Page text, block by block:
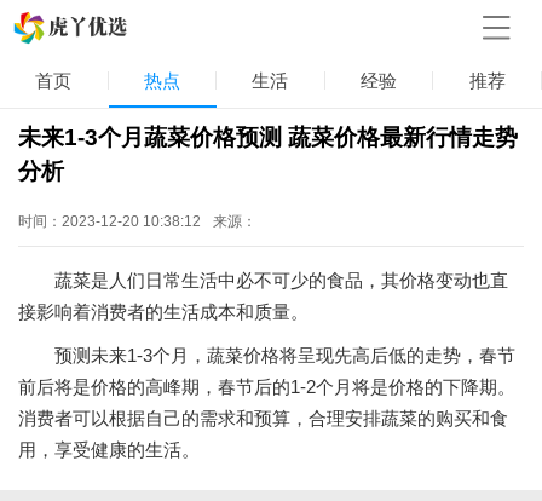
首页 热点 生活 经验 推荐
未来1-3个月蔬菜价格预测 蔬菜价格最新行情走势
分析
时间：2023-12-20 10:38:12 来源：
蔬菜是人们日常生活中必不可少的食品，其价格变动也直
接影响着消费者的生活成本和质量。
预测未来1-3个月，蔬菜价格将呈现先高后低的走势，春节
前后将是价格的高峰期，春节后的1-2个月将是价格的下降期。
消费者可以根据自己的需求和预算，合理安排蔬菜的购买和食
用，享受健康的生活。